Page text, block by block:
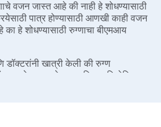
वजन जास्त आहे की नाही हे शोधण्यासाठी
पात्र होण्यासाठी आणखी काही वजन
हे शोधण्यासाठी रुग्णाचा बीएमआय
डॉक्टरांनी खात्री केली की रुग्ण
उमेदवार आहे, शस्त्रक्रिया नियोजित